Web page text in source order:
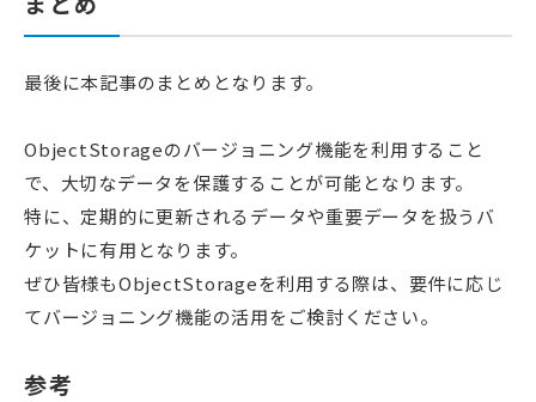
最後に本記事のまとめとなります。
ObjectStorageのバージョニング機能を利用すること
で、大切なデータを保護することが可能となります。
特に、定期的に更新されるデータや重要データを扱うバ
ケットに有用となります。
ぜひ皆様もObjectStorageを利用する際は、要件に応じ
てバージョニング機能の活用をご検討ください。
参考